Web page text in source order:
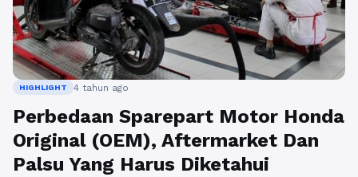
HIGHLIGHT 4 tahun ago
Perbedaan Sparepart Motor Honda
Original (OEM), Aftermarket Dan
Palsu Yang Harus Diketahui